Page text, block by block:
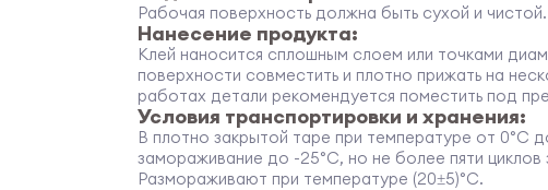
Рабочая поверхность должна быть сухой и чистой.
Нанесение продукта:
Клей наносится сплошным слоем или точками
поверхности совместить и плотно прижать на
работах детали рекомендуется поместить под
Условия транспортировки и хранения:
В плотно закрытой таре при температуре от 0°С
замораживание до -25°С, но не более пяти циклов
Размораживают при температуре (20±5)°С.